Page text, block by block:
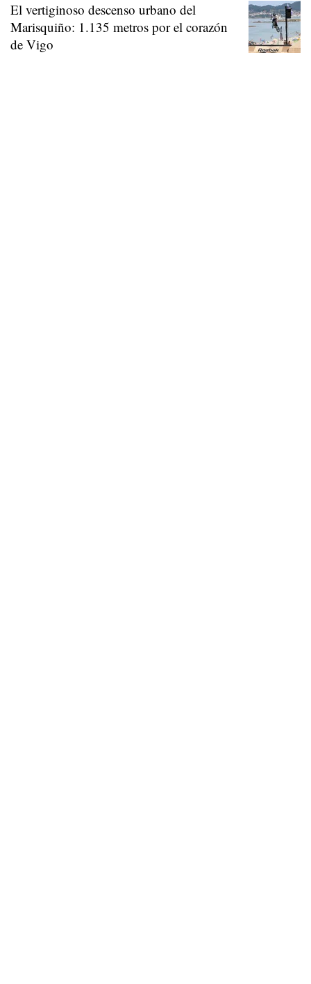
El vertiginoso descenso urbano del
Marisquiño: 1.135 metros por el corazón
de Vigo